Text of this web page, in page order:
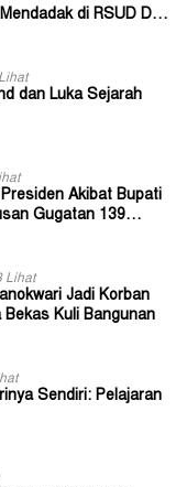
di RSUD Dok
dan Luka Sejarah
Akibat Bupati
Gugatan 139
Lihat
Jadi Korban
Bekas Kuli Bangunan
Sendiri: Pelajaran